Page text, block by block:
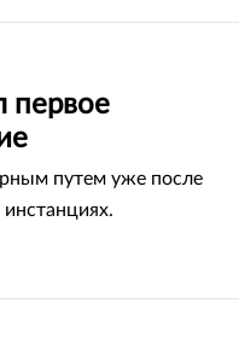
первое
путем уже после